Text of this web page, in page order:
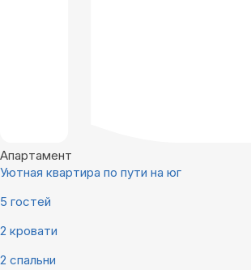
Апартамент
Уютная квартира по пути на юг
5 гостей
2 кровати
2 спальни